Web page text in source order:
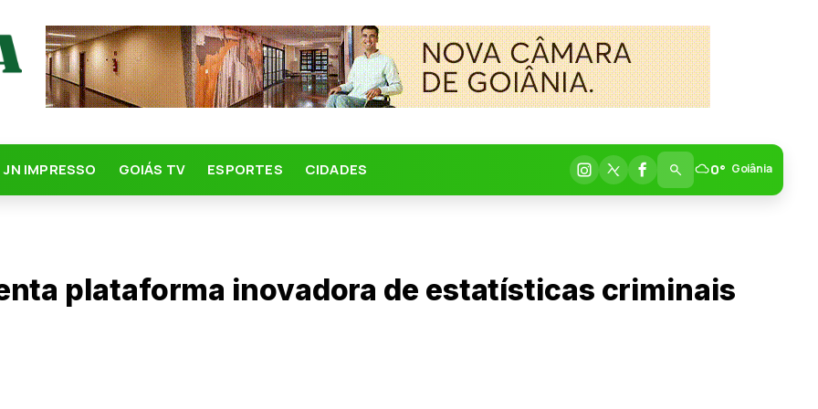
JN IMPRESSO GOIÁS TV ESPORTES CIDADES 0° Goiânia
plataforma inovadora de estatísticas criminais